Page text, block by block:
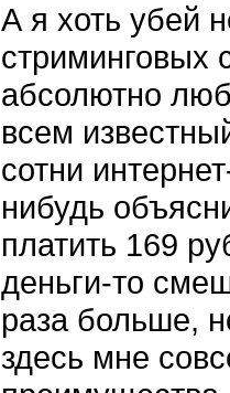
А я хоть убей
стриминговых
абсолютно
всем
сотни
нибудь
платить 169
деньги-то
раза больше,
здесь мне